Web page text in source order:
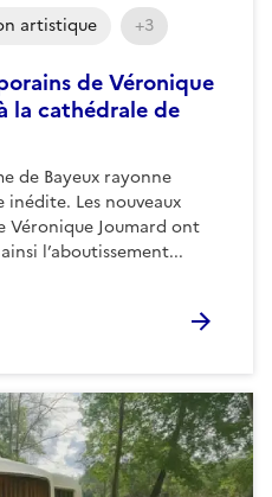
de Véronique
la cathédrale de
de Bayeux rayonne
inédite. Les nouveaux
Véronique Joumard ont
l’aboutissement...
artistique +3